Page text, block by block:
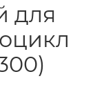
для